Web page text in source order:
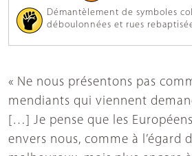
Démantèlement de symboles
déboulonnées et rues
« Ne nous présentons pas
mendiants qui viennent
[…] Je pense que les
envers nous, comme à l’égard